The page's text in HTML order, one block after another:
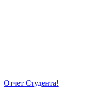
Отчет Студента!